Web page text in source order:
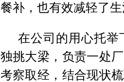
餐补，也有效减轻了
在公司的用心托举
独挑大梁，负责一处
考察取经，结合现状